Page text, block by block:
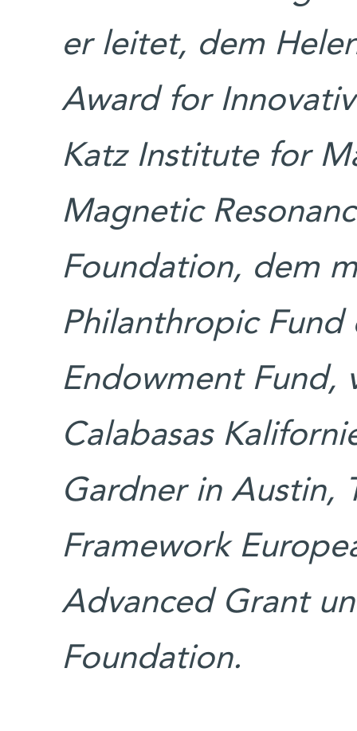
er leitet, dem
Award for
Katz Institute for
Magnetic
Foundation, dem
Philanthropic
Endowment Fund,
Calabasas
Gardner in Austin,
Framework
Advanced Grant
Foundation.